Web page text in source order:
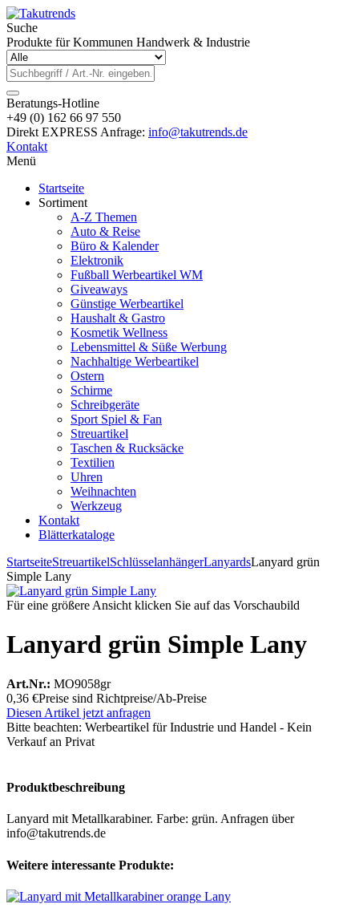
Suche
Produkte für Kommunen Handwerk & Industrie
Beratungs-Hotline
+49 (0) 162 66 97 550
Direkt EXPRESS Anfrage: info@takutrends.de
Kontakt
Menü
Startseite
Sortiment
A-Z Themen
Auto & Reise
Büro & Kalender
Elektronik
Fußball Werbeartikel WM
Giveaways
Günstige Werbeartikel
Haushalt & Gastro
Kosmetik Wellness
Lebensmittel & Süße Werbung
Nachhaltige Werbeartikel
Ostern
Schirme
Schreibgeräte
Sport Spiel & Fan
Streuartikel
Taschen & Rucksäcke
Textilien
Uhren
Weihnachten
Werkzeug
Kontakt
Blätterkataloge
StartseiteStreuartikelSchlüsselanhängerLanyardsLanyard grün
Simple Lany
Für eine größere Ansicht klicken Sie auf das Vorschaubild
Lanyard grün Simple Lany
Art.Nr.: MO9058gr
0,36 €Preise sind Richtpreise/Ab-Preise
Diesen Artikel jetzt anfragen
Bitte beachten: Werbeartikel für Industrie und Handel - Kein
Verkauf an Privat
Produktbeschreibung
Lanyard mit Metallkarabiner. Farbe: grün. Anfragen über
info@takutrends.de
Weitere interessante Produkte: